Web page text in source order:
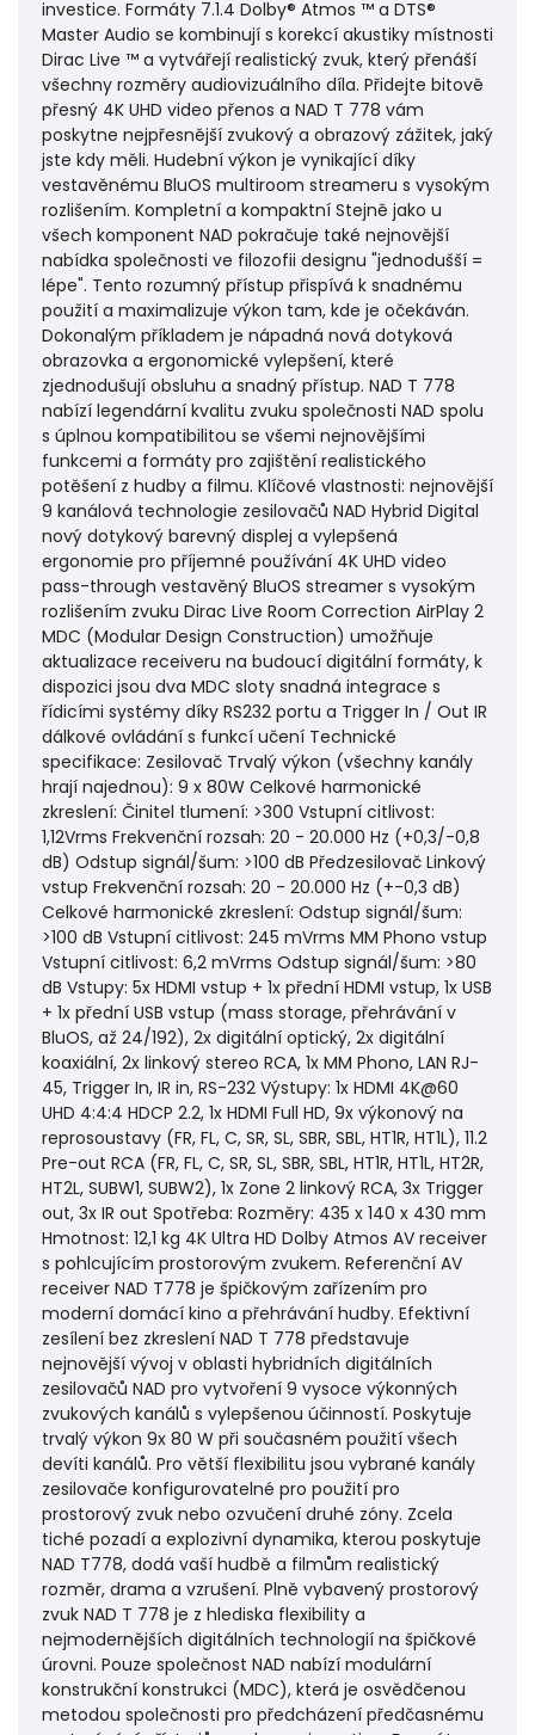
investice. Formáty 7.1.4 Dolby® Atmos ™ a DTS®
Master Audio se kombinují s korekcí akustiky místnosti
Dirac Live ™ a vytvářejí realistický zvuk, který přenáší
všechny rozměry audiovizuálního díla. Přidejte bitově
přesný 4K UHD video přenos a NAD T 778 vám
poskytne nejpřesnější zvukový a obrazový zážitek, jaký
jste kdy měli. Hudební výkon je vynikající díky
vestavěnému BluOS multiroom streameru s vysokým
rozlišením. Kompletní a kompaktní Stejně jako u
všech komponent NAD pokračuje také nejnovější
nabídka společnosti ve filozofii designu "jednodušší =
lépe". Tento rozumný přístup přispívá k snadnému
použití a maximalizuje výkon tam, kde je očekáván.
Dokonalým příkladem je nápadná nová dotyková
obrazovka a ergonomické vylepšení, které
zjednodušují obsluhu a snadný přístup. NAD T 778
nabízí legendární kvalitu zvuku společnosti NAD spolu
s úplnou kompatibilitou se všemi nejnovějšími
funkcemi a formáty pro zajištění realistického
potěšení z hudby a filmu. Klíčové vlastnosti: nejnovější
9 kanálová technologie zesilovačů NAD Hybrid Digital
nový dotykový barevný displej a vylepšená
ergonomie pro příjemné používání 4K UHD video
pass-through vestavěný BluOS streamer s vysokým
rozlišením zvuku Dirac Live Room Correction AirPlay 2
MDC (Modular Design Construction) umožňuje
aktualizace receiveru na budoucí digitální formáty, k
dispozici jsou dva MDC sloty snadná integrace s
řídicími systémy díky RS232 portu a Trigger In / Out IR
dálkové ovládání s funkcí učení Technické
specifikace: Zesilovač Trvalý výkon (všechny kanály
hrají najednou): 9 x 80W Celkové harmonické
zkreslení: Činitel tlumení: >300 Vstupní citlivost:
1,12Vrms Frekvenční rozsah: 20 - 20.000 Hz (+0,3/-0,8
dB) Odstup signál/šum: >100 dB Předzesilovač Linkový
vstup Frekvenční rozsah: 20 - 20.000 Hz (+-0,3 dB)
Celkové harmonické zkreslení: Odstup signál/šum:
>100 dB Vstupní citlivost: 245 mVrms MM Phono vstup
Vstupní citlivost: 6,2 mVrms Odstup signál/šum: >80
dB Vstupy: 5x HDMI vstup + 1x přední HDMI vstup, 1x USB
+ 1x přední USB vstup (mass storage, přehrávání v
BluOS, až 24/192), 2x digitální optický, 2x digitální
koaxiální, 2x linkový stereo RCA, 1x MM Phono, LAN RJ-
45, Trigger In, IR in, RS-232 Výstupy: 1x HDMI 4K@60
UHD 4:4:4 HDCP 2.2, 1x HDMI Full HD, 9x výkonový na
reprosoustavy (FR, FL, C, SR, SL, SBR, SBL, HT1R, HT1L), 11.2
Pre-out RCA (FR, FL, C, SR, SL, SBR, SBL, HT1R, HT1L, HT2R,
HT2L, SUBW1, SUBW2), 1x Zone 2 linkový RCA, 3x Trigger
out, 3x IR out Spotřeba: Rozměry: 435 x 140 x 430 mm
Hmotnost: 12,1 kg 4K Ultra HD Dolby Atmos AV receiver
s pohlcujícím prostorovým zvukem. Referenční AV
receiver NAD T778 je špičkovým zařízením pro
moderní domácí kino a přehrávání hudby. Efektivní
zesílení bez zkreslení NAD T 778 představuje
nejnovější vývoj v oblasti hybridních digitálních
zesilovačů NAD pro vytvoření 9 vysoce výkonných
zvukových kanálů s vylepšenou účinností. Poskytuje
trvalý výkon 9x 80 W při současném použití všech
devíti kanálů. Pro větší flexibilitu jsou vybrané kanály
zesilovače konfigurovatelné pro použití pro
prostorový zvuk nebo ozvučení druhé zóny. Zcela
tiché pozadí a explozivní dynamika, kterou poskytuje
NAD T778, dodá vaší hudbě a filmům realistický
rozměr, drama a vzrušení. Plně vybavený prostorový
zvuk NAD T 778 je z hlediska flexibility a
nejmodernějších digitálních technologií na špičkové
úrovni. Pouze společnost NAD nabízí modulární
konstrukční konstrukci (MDC), která je osvědčenou
metodou společnosti pro předcházení předčasnému